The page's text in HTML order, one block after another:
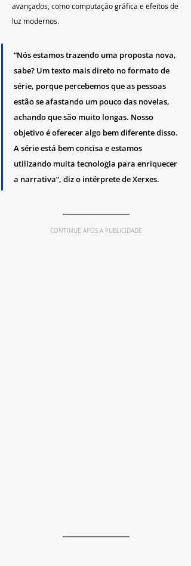
avançados, como computação gráfica e efeitos de
luz modernos.
“Nós estamos trazendo uma proposta nova,
sabe? Um texto mais direto no formato de
série, porque percebemos que as pessoas
estão se afastando um pouco das novelas,
achando que são muito longas. Nosso
objetivo é oferecer algo bem diferente disso.
A série está bem concisa e estamos
utilizando muita tecnologia para enriquecer
a narrativa”, diz o intérprete de Xerxes.
CONTINUE APÓS A PUBLICIDADE